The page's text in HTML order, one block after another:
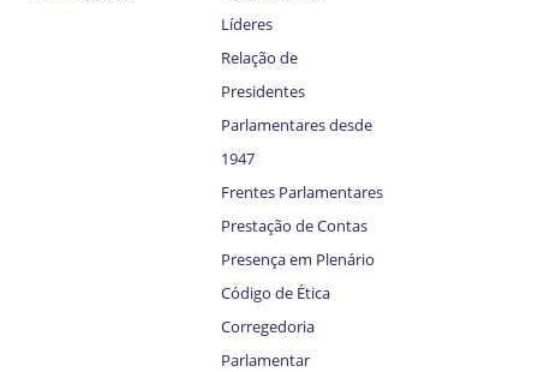
Líderes
Relação de
Presidentes
Parlamentares desde
1947
Frentes Parlamentares
Prestação de Contas
Presença em Plenário
Código de Ética
Corregedoria
Parlamentar